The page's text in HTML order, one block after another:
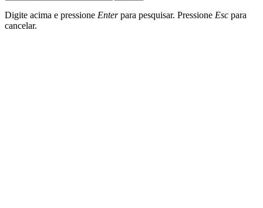
Digite acima e pressione Enterpara pesquisar. Pressione Esc para
cancelar.